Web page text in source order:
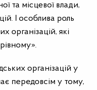
та місцевої влади,
І особлива роль
організацій, які
організацій у
передовсім у тому,